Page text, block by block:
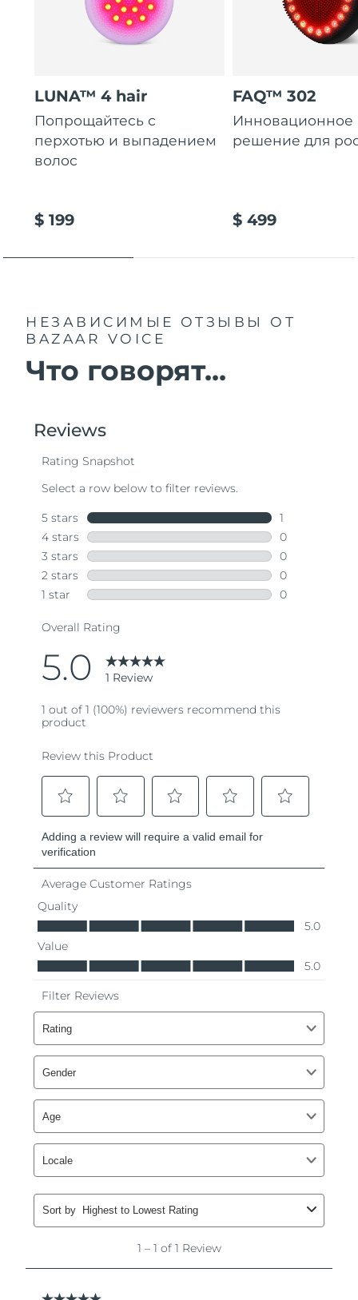
LUNA™ 4 hair
Попрощайтесь с
перхотью и выпадением
волос
$ 199
FAQ™ 302
Инновационное
решение для
$ 499
НЕЗАВИСИМЫЕ ОТЗЫВЫ
ОТ
BAZAAR VOICE
Что говорят...